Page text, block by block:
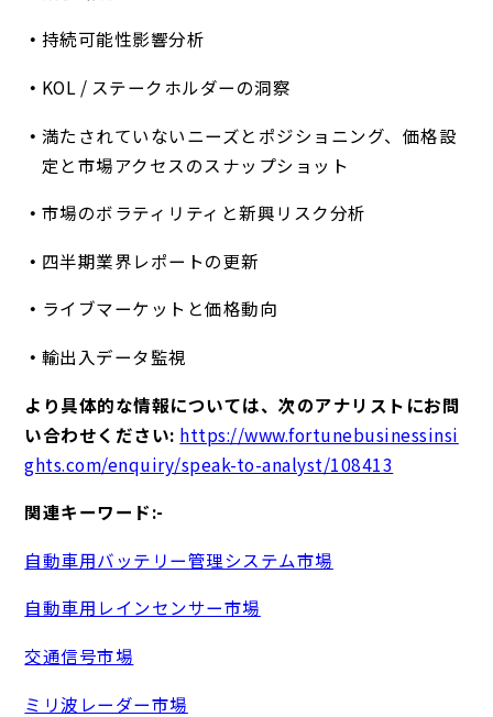
持続可能性影響分析
KOL / ステークホルダーの洞察
満たされていないニーズとポジショニング、価格設
定と市場アクセスのスナップショット
市場のボラティリティと新興リスク分析
四半期業界レポートの更新
ライブマーケットと価格動向
輸出入データ監視
より具体的な情報については、次のアナリストにお問
い合わせください: https://www.fortunebusinessinsi
ghts.com/enquiry/speak-to-analyst/108413
関連キーワード:-
自動車用バッテリー管理システム市場
自動車用レインセンサー市場
交通信号市場
ミリ波レーダー市場